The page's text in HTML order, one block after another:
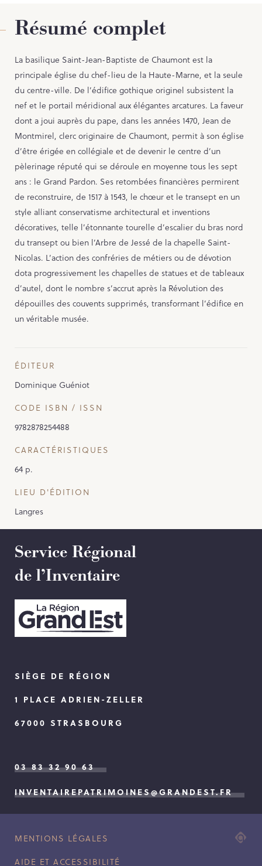
Résumé complet
La basilique Saint-Jean-Baptiste de Chaumont est la
principale église du chef-lieu de la Haute-Marne, et la seule
du centre-ville. De l’édifice gothique originel subsistent la
nef et le portail méridional aux élégantes arcatures. La faveur
dont a joui auprès du pape, dans les années 1470, Jean de
Montmirel, clerc originaire de Chaumont, permit à son église
d’être érigée en collégiale et de devenir le centre d’un
pèlerinage réputé qui se déroule en moyenne tous les sept
ans : le Grand Pardon. Ses retombées financières permirent
de reconstruire, de 1517 à 1543, le chœur et le transept en un
style alliant conservatisme architectural et inventions
décoratives, telle l’étonnante tourelle d’escalier du bras nord
du transept ou bien l’Arbre de Jessé de la chapelle Saint-
Nicolas. L’action des confréries de métiers ou de dévotion
dota progressivement les chapelles de statues et de tableaux
d’autel, dont le nombre s’accrut après la Révolution des
dépouilles des couvents supprimés, transformant l’édifice en
un véritable musée.
ÉDITEUR
Dominique Guéniot
CODE ISBN / ISSN
9782878254488
CARACTÉRISTIQUES
64 p.
LIEU D'ÉDITION
Langres
Service Régional
de l’Inventaire
SIÈGE DE RÉGION
1 PLACE ADRIEN-ZELLER
67000 STRASBOURG
03 83 32 90 63
INVENTAIREPATRIMOINES@GRANDEST.FR
MENTIONS LÉGALES
AIDE ET ACCESSIBILITÉ